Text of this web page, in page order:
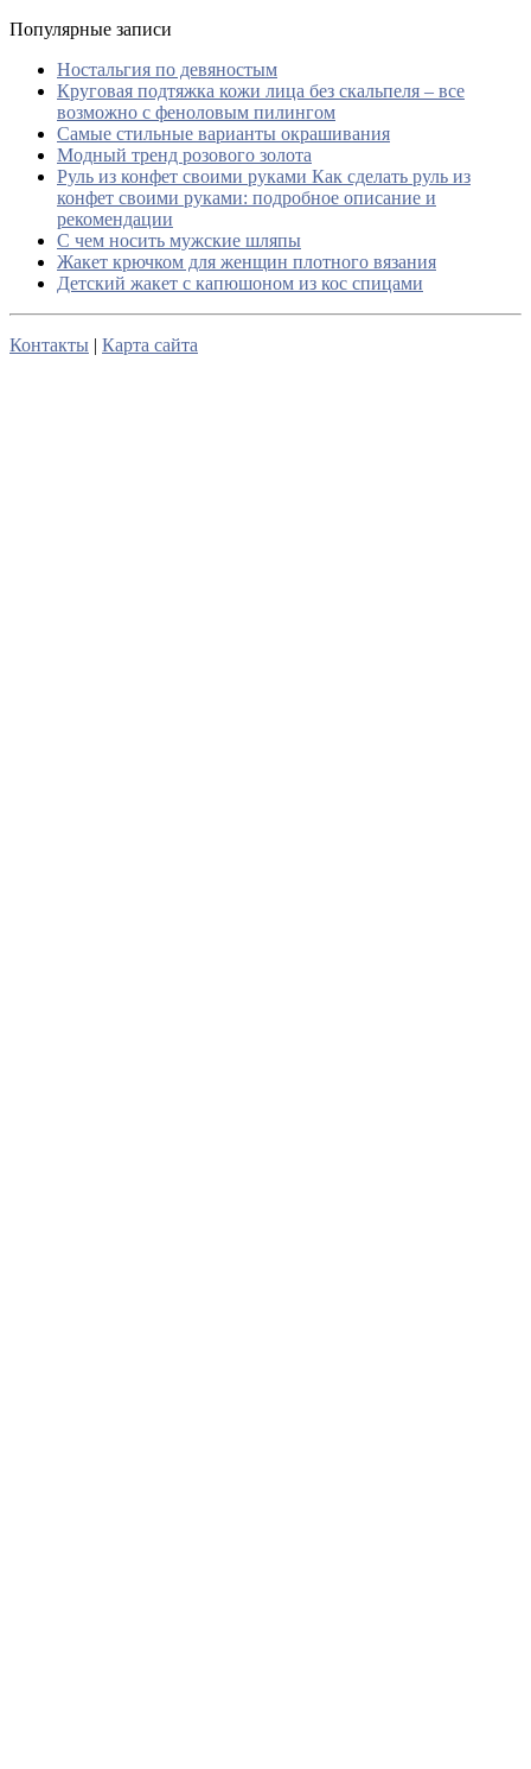
Популярные записи
Ностальгия по девяностым
Круговая подтяжка кожи лица без скальпеля – все
возможно с феноловым пилингом
Самые стильные варианты окрашивания
Модный тренд розового золота
Руль из конфет своими руками Как сделать руль из
конфет своими руками: подробное описание и
рекомендации
С чем носить мужские шляпы
Жакет крючком для женщин плотного вязания
Детский жакет с капюшоном из кос спицами
Контакты | Карта сайта